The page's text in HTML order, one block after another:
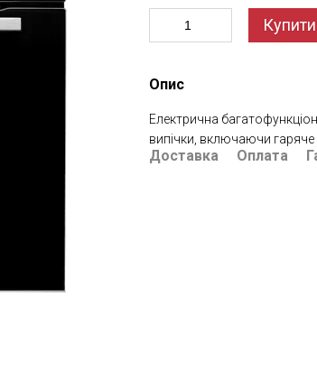
Купити
Опис
Електрична
випічки, включаючи гаряче
Доставка Оплата